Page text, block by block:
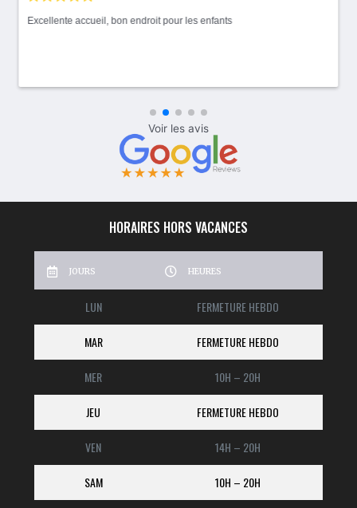
Excellente accueil, bon endroit pour les enfants
HORAIRES HORS VACANCES
JOURS HEURES
LUN FERMETURE HEBDO
MAR FERMETURE HEBDO
MER 10H – 20H
JEU FERMETURE HEBDO
VEN 14H – 20H
SAM 10H – 20H